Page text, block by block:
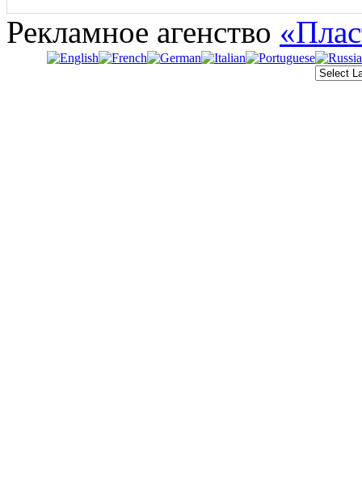
Рекламное агенство